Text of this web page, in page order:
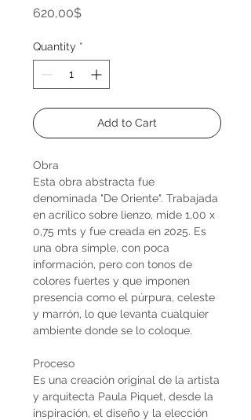
620,00$Price
Quantity *
Add to Cart
Obra
Esta obra abstracta fue
denominada "De Oriente". Trabajada
en acrílico sobre lienzo, mide 1,00 x
0,75 mts y fue creada en 2025. Es
una obra simple, con poca
información, pero con tonos de
colores fuertes y que imponen
presencia como el púrpura, celeste
y marrón, lo que levanta cualquier
ambiente donde se lo coloque.
Proceso
Es una creación original de la artista
y arquitecta Paula Piquet, desde la
inspiración, el diseño y la elección